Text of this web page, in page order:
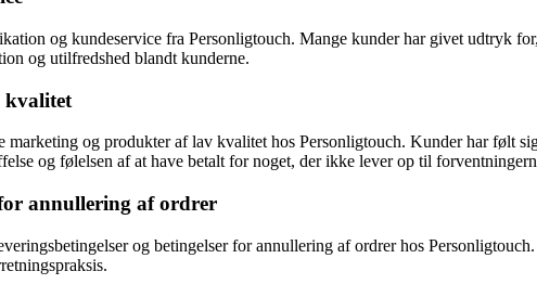
og kundeservice fra Personligtouch. Mange kunder har givet udtryk
og utilfredshed blandt kunderne.
kvalitet
marketing og produkter af lav kvalitet hos Personligtouch. Kunder har følt
og følelsen af at have betalt for noget, der ikke lever op til
annullering af ordrer
og betingelser for annullering af ordrer hos